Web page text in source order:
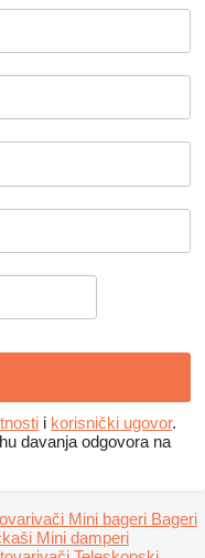
i korisnički ugovor.
davanja odgovora na
Mini bageri Bageri
Mini damperi